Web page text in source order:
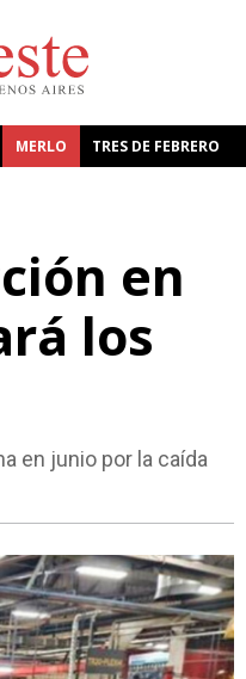
MERLO TRES DE FEBRERO
en
los
en junio por la caída